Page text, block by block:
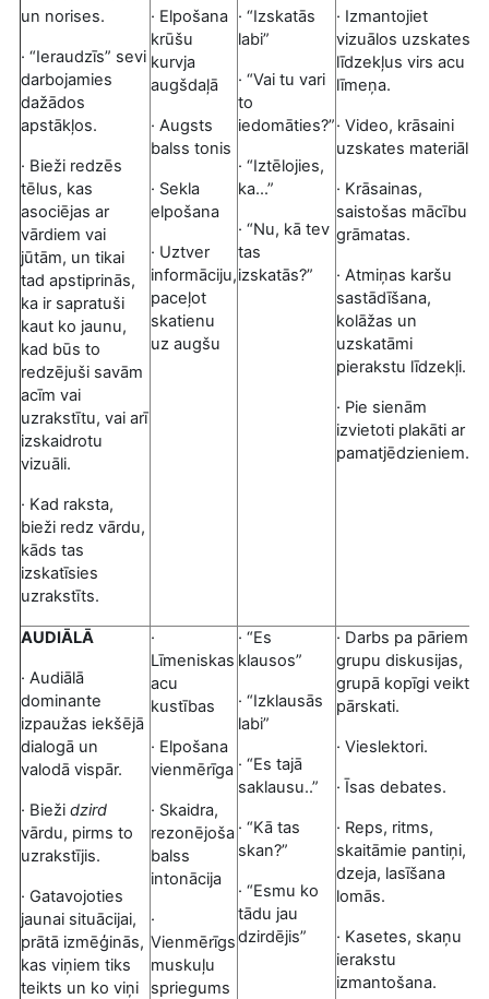
un norises.
· “Ieraudzīs” sevi
darbojamies
dažādos
apstākļos.
· Bieži redzēs
tēlus, kas
asociējas ar
vārdiem vai
jūtām, un tikai
tad apstiprinās,
ka ir sapratuši
kaut ko jaunu,
kad būs to
redzējuši savām
acīm vai
uzrakstītu, vai arī
izskaidrotu
vizuāli.
· Kad raksta,
bieži redz vārdu,
kāds tas
izskatīsies
uzrakstīts.
· Elpošana
krūšu
kurvja
augšdaļā
· Augsts
balss tonis
· Sekla
elpošana
· Uztver
informāciju,
paceļot
skatienu
uz augšu
· “Izskatās
labi”
· “Vai tu vari
to
iedomāties?”
· “Iztēlojies,
ka...”
· “Nu, kā tev
tas
izskatās?”
· Izmantojiet
vizuālos uzskates
līdzekļus virs acu
līmeņa.
· Video, krāsaini
uzskates materiāli.
· Krāsainas,
saistošas mācību
grāmatas.
· Atmiņas karšu
sastādīšana,
kolāžas un
uzskatāmi
pierakstu līdzekļi.
· Pie sienām
izvietoti plakāti ar
pamatjēdzieniem.
AUDIĀLĀ
· Audiālā
dominante
izpaužas iekšējā
dialogā un
valodā vispār.
· Bieži dzird
vārdu, pirms to
uzrakstījis.
· Gatavojoties
jaunai situācijai,
prātā izmēģinās,
kas viņiem tiks
teikts un ko viņi
·
Līmeniskas
acu
kustības
· Elpošana
vienmērīga
· Skaidra,
rezonējoša
balss
intonācija
·
Vienmērīgs
muskuļu
spriegums
· “Es
klausos”
· “Izklausās
labi”
· “Es tajā
saklausu..”
· “Kā tas
skan?”
· “Esmu ko
tādu jau
dzirdējis”
· Darbs pa pāriem,
grupu diskusijas,
grupā kopīgi veikti
pārskati.
· Vieslektori.
· Īsas debates.
· Reps, ritms,
skaitāmie pantiņi,
dzeja, lasīšana
lomās.
· Kasetes, skaņu
ierakstu
izmantošana.